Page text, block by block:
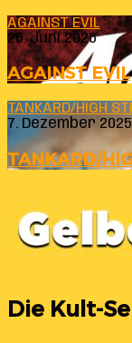
AGAINST EVIL
26. Juni 2026
AGAINST EVIL
TANKARD/HIGH
7. Dezember 2025
TANKARD/
Die Kult-